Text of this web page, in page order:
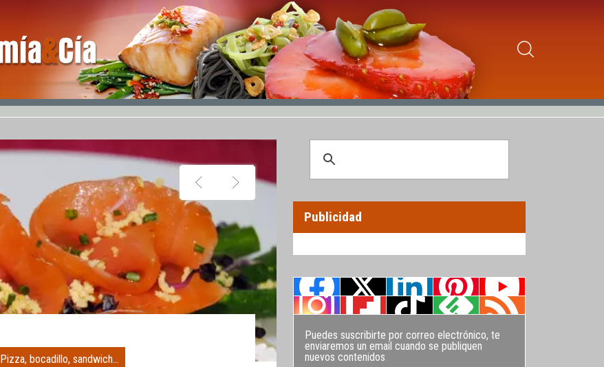
Pizza, bocadillo, sandwich...
Publicidad
Puedes suscribirte por correo electrónico, te
enviaremos un email cuando se publiquen
nuevos contenidos